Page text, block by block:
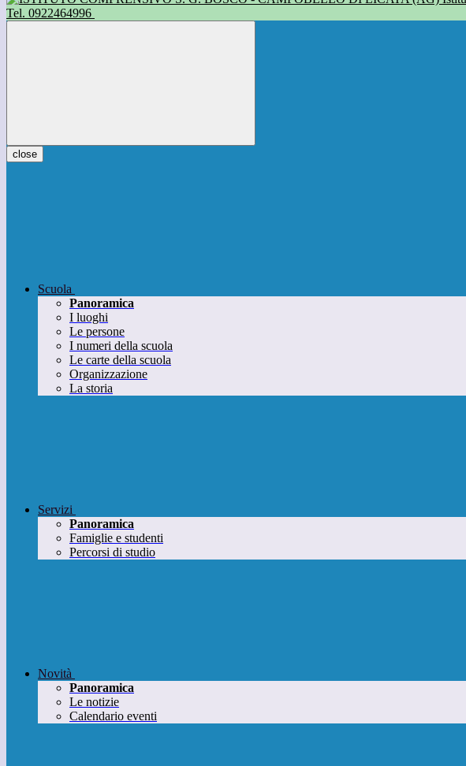
Tel. 0922464996
close
Scuola
Panoramica
I luoghi
Le persone
I numeri della scuola
Le carte della scuola
Organizzazione
La storia
Servizi
Panoramica
Famiglie e studenti
Percorsi di studio
Novità
Panoramica
Le notizie
Calendario eventi